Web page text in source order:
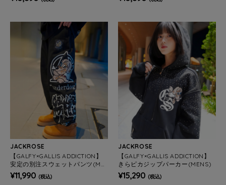
JACKROSE
【GALFY×GALLIS ADDICTION】
安定の別注スウェットパンツ(ME
NS)
¥11,990 (税込)
JACKROSE
【GALFY×GALLIS ADDICTION】
きらピカジップパーカー(MENS)
¥15,290 (税込)